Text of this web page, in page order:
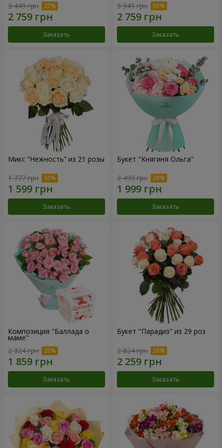
3 449 грн
Заказать
3 941 грн
Заказать
Микс “Нежность” из 21 розы
1 777 грн
Заказать
Букет "Княгиня Ольга"
2 499 грн
Заказать
Композиция "Баллада о
маме"
2 324 грн
Заказать
Букет "Парадиз" из 29 роз
2 824 грн
Заказать